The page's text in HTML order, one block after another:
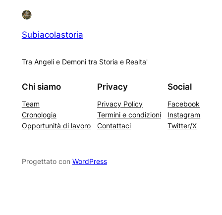
Subiacolastoria
Tra Angeli e Demoni tra Storia e Realta'
Chi siamo
Team
Cronologia
Opportunità di lavoro
Privacy
Privacy Policy
Termini e condizioni
Contattaci
Social
Facebook
Instagram
Twitter/X
Progettato con WordPress